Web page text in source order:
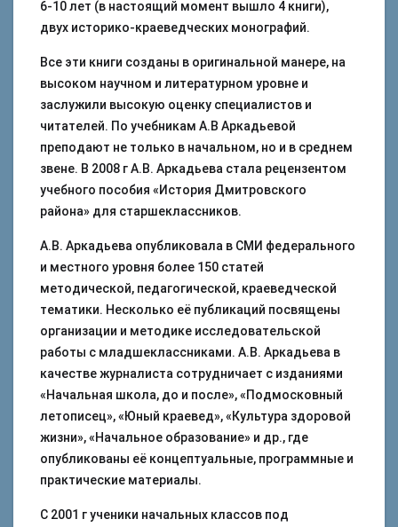
6-10 лет (в настоящий момент вышло 4 книги),
двух историко-краеведческих монографий.
Все эти книги созданы в оригинальной манере, на
высоком научном и литературном уровне и
заслужили высокую оценку специалистов и
читателей. По учебникам А.В Аркадьевой
преподают не только в начальном, но и в среднем
звене. В 2008 г А.В. Аркадьева стала рецензентом
учебного пособия «История Дмитровского
района» для старшеклассников.
А.В. Аркадьева опубликовала в СМИ федерального
и местного уровня более 150 статей
методической, педагогической, краеведческой
тематики. Несколько её публикаций посвящены
организации и методике исследовательской
работы с младшеклассниками. А.В. Аркадьева в
качестве журналиста сотрудничает с изданиями
«Начальная школа, до и после», «Подмосковный
летописец», «Юный краевед», «Культура здоровой
жизни», «Начальное образование» и др., где
опубликованы её концептуальные, программные и
практические материалы.
С 2001 г ученики начальных классов под